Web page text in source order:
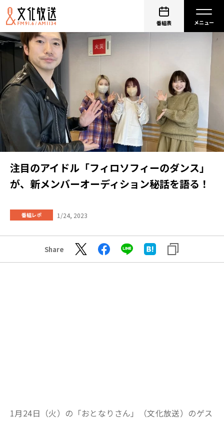
番組表
注目のアイドル「フィロソフィーのダンス」
が、新メンバーオーディション秘話を語る！
番組レポ 1/24, 2023
Share
1月24日（火）の「おとなりさん」（文化放送）のゲス